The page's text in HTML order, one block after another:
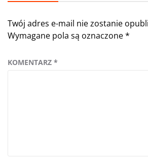
Twój adres e-mail nie zostanie
Wymagane pola są oznaczone*
KOMENTARZ *